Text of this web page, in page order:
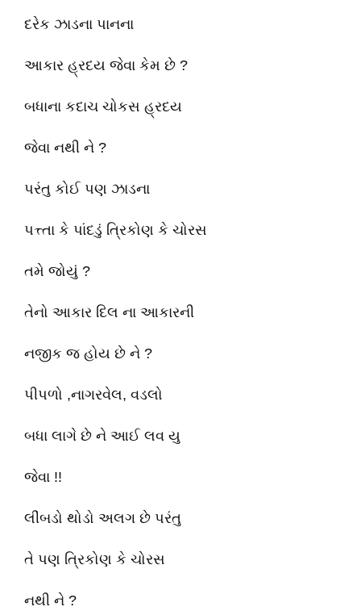
દરેક ઝાડના પાનના
આકાર હ્રદય જેવા કેમ છે ?
બધાના કદાચ ચોકસ હ્રદય
જેવા નથી ને ?
પરંતુ કોઈ પણ ઝાડના
પત્ત્તા કે પાંદડું ત્રિકોણ કે ચોરસ
તમે જોયું ?
તેનો આકાર દિલ ના આકારની
નજીક જ હોય છે ને ?
પીપળો ,નાગરવેલ, વડલો
બધા લાગે છે ને આઈ લવ યુ
જેવા !!
લીંબડો થોડો અલગ છે પરંતુ
તે પણ ત્રિકોણ કે ચોરસ
નથી ને ?